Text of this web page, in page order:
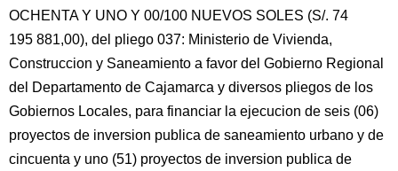
OCHENTA Y UNO Y 00/100 NUEVOS SOLES (S/. 74
195 881,00), del pliego 037: Ministerio de Vivienda,
Construccion y Saneamiento a favor del Gobierno Regional
del Departamento de Cajamarca y diversos pliegos de los
Gobiernos Locales, para financiar la ejecucion de seis (06)
proyectos de inversion publica de saneamiento urbano y de
cincuenta y uno (51) proyectos de inversion publica de